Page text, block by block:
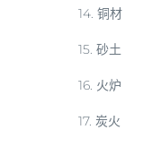
14. 铜材
15. 砂土
16. 火炉
17. 炭火